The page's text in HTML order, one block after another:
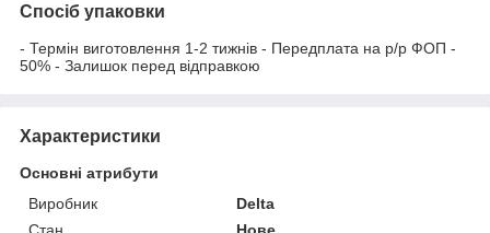
Спосіб упаковки
- Термін виготовлення 1-2 тижнів - Передплата на р/р ФОП -
50% - Залишок перед відправкою
Характеристики
Основні атрибути
Виробник
Delta
Стан
Нове